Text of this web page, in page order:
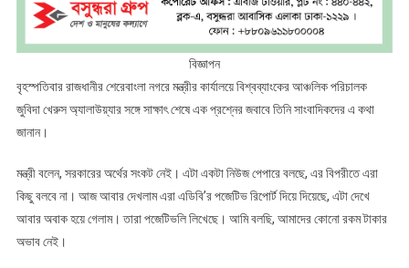
বিজ্ঞাপন
বৃহস্পতিবার রাজধানীর শেরেবাংলা নগরে মন্ত্রীর কার্যালয়ে বিশ্বব্যাংকের আঞ্চলিক পরিচালক
জুবিদা খেরুস অ্যালাউয়্যার সঙ্গে সাক্ষাৎ শেষে এক প্রশ্নের জবাবে তিনি সাংবাদিকদের এ কথা
জানান।
মন্ত্রী বলেন, সরকারের অর্থের সংকট নেই। এটা একটা নিউজ পেপারে বলছে, এর বিপরীতে এরা
কিছু বলবে না। আজ আবার দেখলাম এরা এডিবি’র পজেটিভ রিপোর্ট দিয়ে দিয়েছে, এটা দেখে
আবার অবাক হয়ে গেলাম। তারা পজেটিভলি লিখেছে। আমি বলছি, আমাদের কোনো রকম টাকার
অভাব নেই।